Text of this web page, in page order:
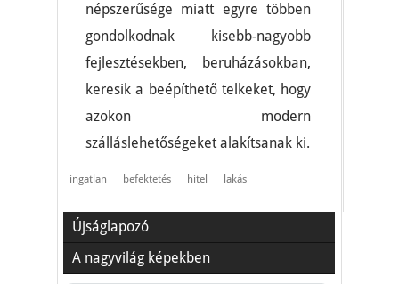
népszerűsége miatt egyre többen
gondolkodnak kisebb-nagyobb
fejlesztésekben, beruházásokban,
keresik a beépíthető telkeket, hogy
azokon modern
szálláslehetőségeket alakítsanak ki.
ingatlan befektetés hitel lakás
Újságlapozó
A nagyvilág képekben